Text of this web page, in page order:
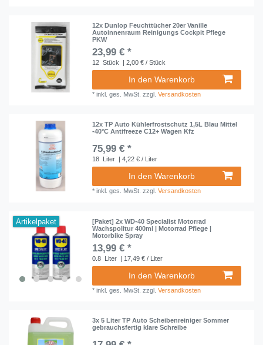
12x Dunlop Feuchttücher 20er Vanille
Autoinnenraum Reinigungs Cockpit Pflege
PKW
23,99 € *
12 Stück | 2,00 € / Stück
In den Warenkorb
*inkl. ges. MwSt. zzgl.Versandkosten
12x TP Auto Kühlerfrostschutz 1,5L Blau Mittel
-40°C Antifreeze C12+ Wagen Kfz
75,99 € *
18 Liter | 4,22 € / Liter
In den Warenkorb
*inkl. ges. MwSt. zzgl.Versandkosten
Artikelpaket
[Paket] 2x WD-40 Specialist Motorrad
Wachspolitur 400ml | Motorrad Pflege |
Motorbike Spray
13,99 € *
0.8 Liter | 17,49 € / Liter
In den Warenkorb
*inkl. ges. MwSt. zzgl.Versandkosten
3x 5 Liter TP Auto Scheibenreiniger Sommer
gebrauchsfertig klare Schreibe